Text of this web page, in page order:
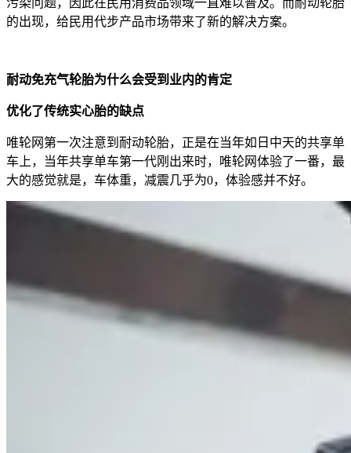
的出现，给民用代步产品市场带来了新的解决方案。
耐动免充气轮胎为什么会受到业内的肯定
优化了传统实心胎的缺点
唯轮网第一次注意到耐动轮胎，正是在当年如日中天的共享单
车上，当年共享单车第一代刚出来时，唯轮网体验了一番，最
大的感觉就是，车体重，减震几乎为0，体验感并不好。